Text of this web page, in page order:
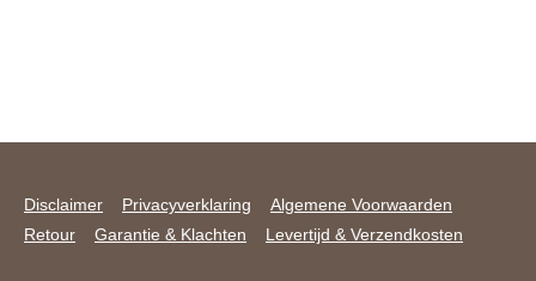
Disclaimer Privacyverklaring
Algemene Voorwaarden
Retour
Garantie & Klachten Levertijd & Verzendkosten